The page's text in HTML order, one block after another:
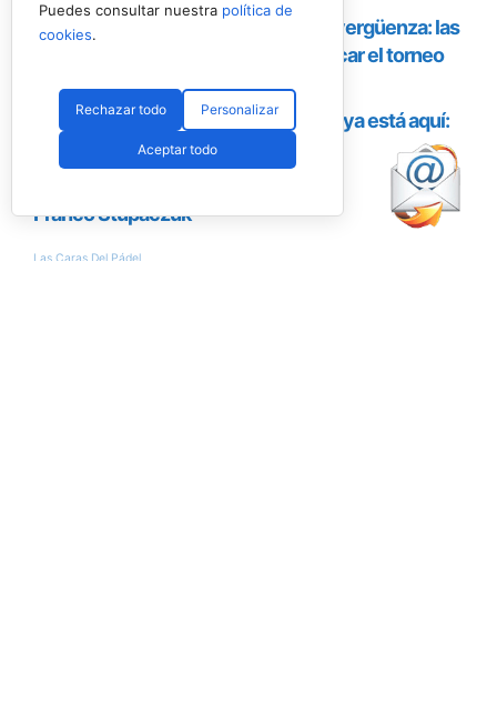
Puedes consultar nuestra política de
cookies.
Rechazar todo Personalizar
Aceptar todo